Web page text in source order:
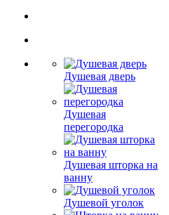
Душевая дверь
Душевая
перегородка
Душевая шторка на
ванну
Душевой уголок